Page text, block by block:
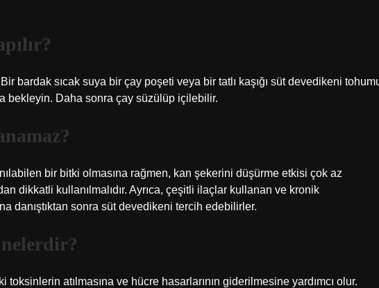
bardak sıcak suya bir çay poşeti veya bir tatlı kaşığı süt devedikeni
bekleyin. Daha sonra çay süzülüp içilebilir.
bir bitki olmasına rağmen, kan şekerini düşürme etkisi çok az
dikkatli kullanılmalıdır. Ayrıca, çeşitli ilaçlar kullanan ve kronik
danıştıktan sonra süt devedikeni tercih edebilirler.
atılmasına ve hücre hasarlarının giderilmesine yardımcı olur.